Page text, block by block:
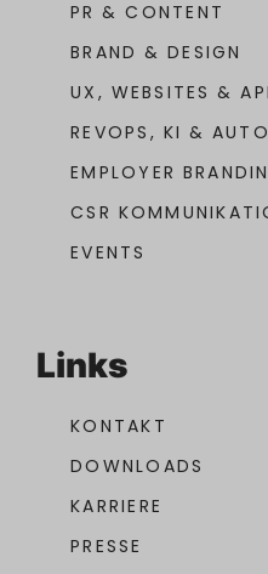
PR & CONTENT
BRAND & DESIGN
UX, WEBSITES &
REVOPS, KI &
EMPLOYER
CSR
EVENTS
Links
KONTAKT
DOWNLOADS
KARRIERE
PRESSE